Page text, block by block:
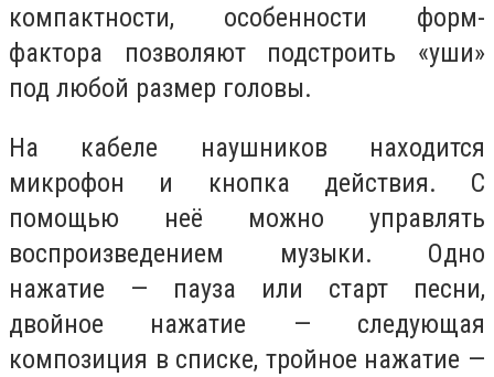
компактности, особенности форм-
фактора позволяют подстроить «уши»
под любой размер головы.
На кабеле наушников находится
микрофон и кнопка действия. С
помощью неё можно управлять
воспроизведением музыки. Одно
нажатие — пауза или старт песни,
двойное нажатие — следующая
композиция в списке, тройное нажатие —